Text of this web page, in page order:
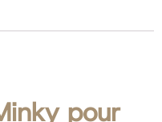
pour